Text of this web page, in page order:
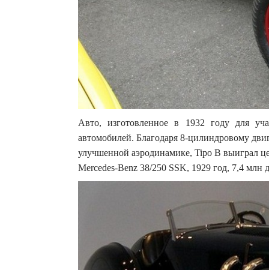
Авто, изготовленное в 1932 году для
автомобилей. Благодаря 8-цилиндровому
улучшенной аэродинамике, Tipo B выиграл
Mercedes-Benz 38/250 SSK, 1929 год, 7,4 млн